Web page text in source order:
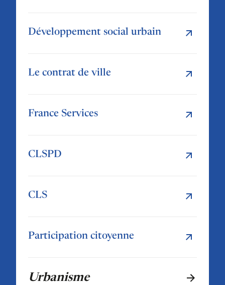
Développement social urbain
Le contrat de ville
France Services
CLSPD
CLS
Participation citoyenne
Urbanisme